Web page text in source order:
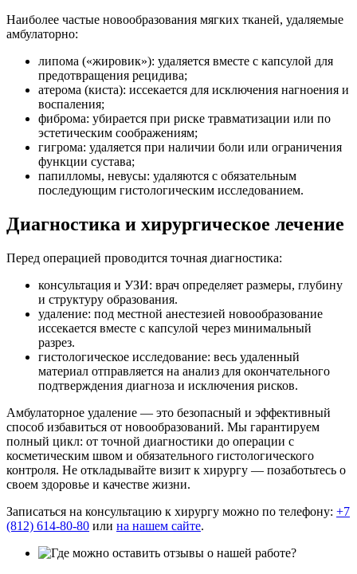
Наиболее частые новообразования мягких тканей, удаляемые
амбулаторно:
липома («жировик»): удаляется вместе с капсулой для
предотвращения рецидива;
атерома (киста): иссекается для исключения нагноения и
воспаления;
фиброма: убирается при риске травматизации или по
эстетическим соображениям;
гигрома: удаляется при наличии боли или ограничения
функции сустава;
папилломы, невусы: удаляются с обязательным
последующим гистологическим исследованием.
Диагностика и хирургическое лечение
Перед операцией проводится точная диагностика:
консультация и УЗИ: врач определяет размеры, глубину
и структуру образования.
удаление: под местной анестезией новообразование
иссекается вместе с капсулой через минимальный
разрез.
гистологическое исследование: весь удаленный
материал отправляется на анализ для окончательного
подтверждения диагноза и исключения рисков.
Амбулаторное удаление — это безопасный и эффективный
способ избавиться от новообразований. Мы гарантируем
полный цикл: от точной диагностики до операции с
косметическим швом и обязательного гистологического
контроля. Не откладывайте визит к хирургу — позаботьтесь о
своем здоровье и качестве жизни.
Записаться на консультацию к хирургу можно по телефону: +7
(812) 614-80-80 или на нашем сайте.